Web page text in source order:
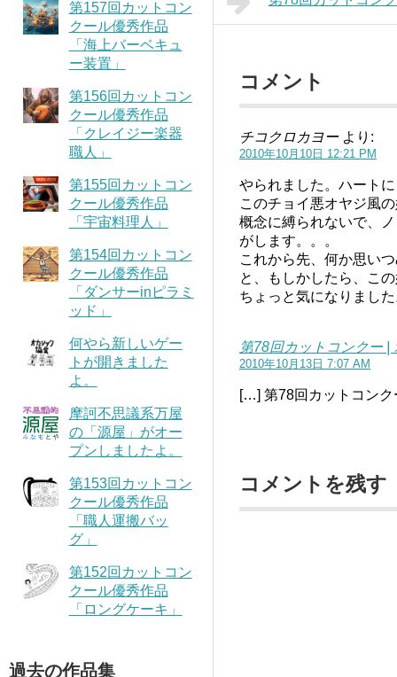
第157回カットコン
クール優秀作品
「海上バーベキュ
ー装置」
第156回カットコン
クール優秀作品
「クレイジー楽器
職人」
第155回カットコン
クール優秀作品
「宇宙料理人」
第154回カットコン
クール優秀作品
「ダンサーinピラミ
ッド」
何やら新しいゲー
トが開きました
よ。
摩訶不思議系万屋
の「源屋」がオー
プンしましたよ。
第153回カットコン
クール優秀作品
「職人運搬バッ
グ」
第152回カットコン
クール優秀作品
「ロングケーキ」
過去の作品集
コメント
チコクロカヨー より:
2010年10月10日 12:21 PM
やられました。ハート
このチョイ悪オヤジ風
概念に縛られないで、
がします。。。
これから先、何か思い
と、もしかしたら、こ
ちょっと気になりまし
第78回カットコンクー |
2010年10月13日 7:07 AM
[…] 第78回カットコン
コメントを残す